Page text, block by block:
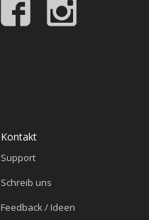
Kontakt
Support
Schreib uns
Feedback / Ideen